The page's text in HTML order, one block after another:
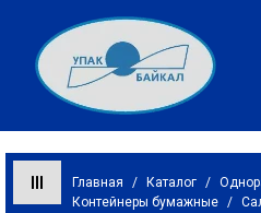
Главная / Каталог /
Контейнеры бумажные /